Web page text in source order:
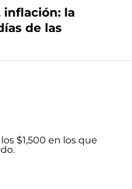
inflación: la
de las